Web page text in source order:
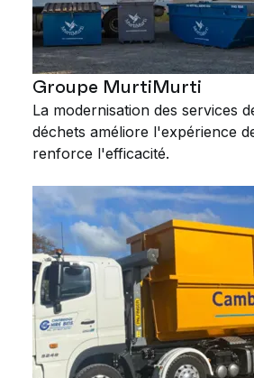
Groupe MurtiMurti
La modernisation des services
déchets améliore l'expérience
renforce l'efficacité.